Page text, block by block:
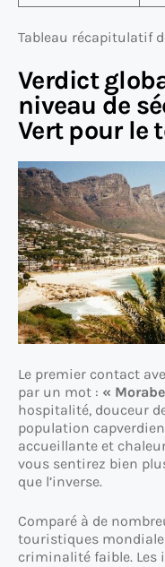
Tableau récapitulatif
Verdict
niveau de
Vert pour le
Le premier contact
par un mot : «
hospitalité, douceur
population
accueillante et
vous sentirez bien
que l’inverse.
Comparé à de
touristiques
criminalité faible. Les